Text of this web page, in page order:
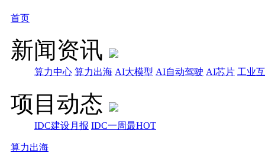
首页
新闻资讯
算力中心 算力出海 AI大模型 AI自动驾驶 AI芯片 工业
项目动态
IDC建设月报 IDC一周最HOT
算力出海